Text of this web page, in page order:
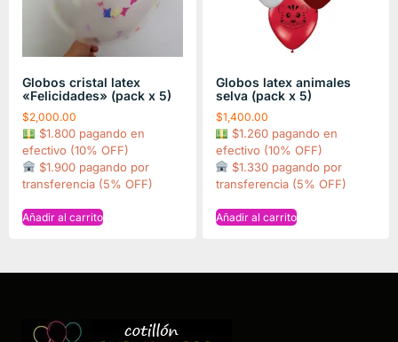
Globos cristal latex
«Felicidades» (pack x 5)
$2,000.00
$1.800 pagando en
efectivo (10% OFF)
$1.900 pagando por
transferencia (5% OFF)
Añadir al carrito
Globos latex animales
selva (pack x 5)
$1,400.00
$1.260 pagando en
efectivo (10% OFF)
$1.330 pagando por
transferencia (5% OFF)
Añadir al carrito